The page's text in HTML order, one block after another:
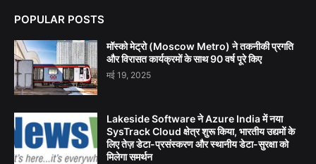
POPULAR POSTS
मॉस्को मेट्रो (Moscow Metro) ने तकनीकी प्रगति
और विरासत कार्यक्रमों के साथ 90 वर्ष पूरे किए
मई 19, 2025
Lakeside Software ने Azure India में नया
SysTrack Cloud क्षेत्र शुरू किया, भारतीय उद्यमों के
लिए तेज़ डेटा-प्रसंस्करण और स्थानीय डेटा-सुरक्षा को
मिलेगा समर्थन